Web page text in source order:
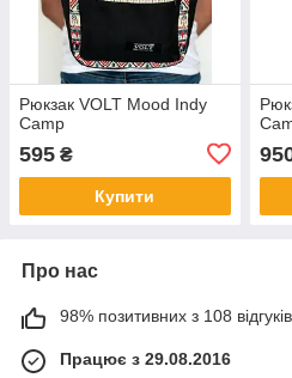
Рюкзак VOLT Mood Indy
Camp
595 ₴
Купити
Про нас
98% позитивних з 108
Працює з 29.08.2016